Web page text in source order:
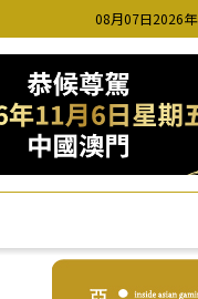
08月07日2026年